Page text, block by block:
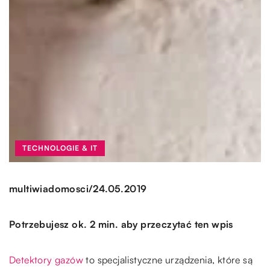
TECHNOLOGIE & IT
multiwiadomosci/24.05.2019
Potrzebujesz ok. 2 min. aby przeczytać ten wpis
Detektory gazów to specjalistyczne urządzenia, które są